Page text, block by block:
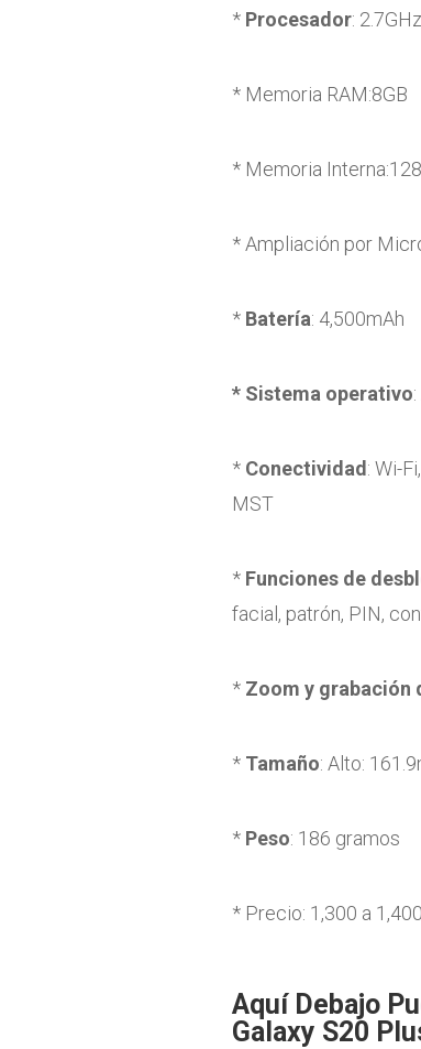
* Procesador:
* Memoria RAM:8GB
* Memoria
* Ampliación por
* Batería: 4,500mAh
* Sistema operativo
* Conectividad : Wi-
MST
* Funciones de
facial, patrón, PIN,
* Zoom y grabación
* Tamaño: Alto:
* Peso: 186 gramos
* Precio: 1,300 a
Aquí Debajo
Galaxy S20